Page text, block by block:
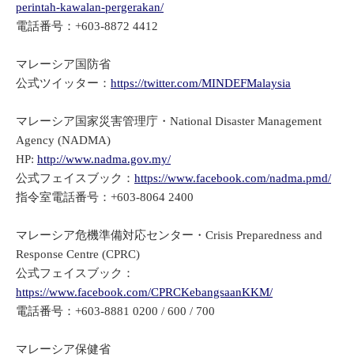
perintah-kawalan-pergerakan/
電話番号：+603-8872 4412
マレーシア国防省
公式ツイッター： https://twitter.com/MINDEFMalaysia
マレーシア国家災害管理庁・National Disaster Management
Agency (NADMA)
HP: http://www.nadma.gov.my/
公式フェイスブック： https://www.facebook.com/nadma.pmd/
指令室電話番号：+603-8064 2400
マレーシア危機準備対応センター・Crisis Preparedness and
Response Centre (CPRC)
公式フェイスブック：
https://www.facebook.com/CPRCKebangsaanKKM/
電話番号：+603-8881 0200 / 600 / 700
マレーシア保健省